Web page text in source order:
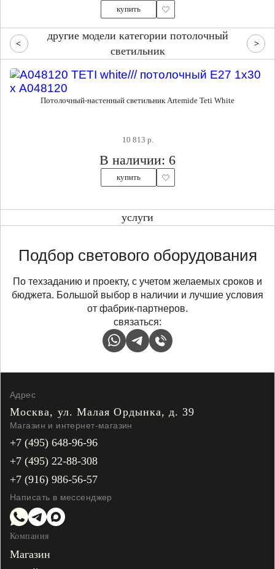
купить
другие модели категории потолочный
светильник
Потолочный-настенный светильник Artemide Teti White
10 813 р.
В наличии: 6
купить
услуги
Подбор светового оборудования
По техзаданию и проекту, с учетом желаемых сроков и
бюджета. Большой выбор в наличии и лучшие условия
от фабрик-партнеров.
связаться:
Адрес
Москва, ул. МалаяОрдынка, д. 39
Магазин и интернет-магазин
+7 (495) 648-96-96
+7 (495) 22-88-308
+7 (916) 986-56-57
Написать в мессенджер
Компания
Магазин